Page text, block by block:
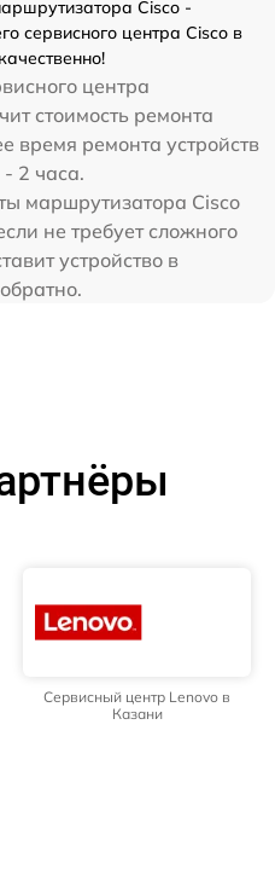
Cisco -
сервисного центра Cisco в
центра
стоимость ремонта
время ремонта устройств
2 часа.
маршрутизатора Cisco
не требует сложного
устройство в
Сервисный центр Lenovo в
Казани